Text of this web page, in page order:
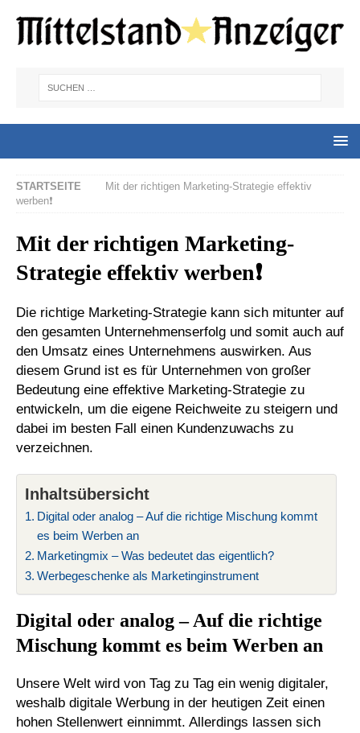
STARTSEITE
Mit der richtigen Marketing-Strategie effektiv
werben❗
Mit der richtigen Marketing-
Strategie effektiv werben❗
Die richtige Marketing-Strategie kann sich mitunter auf
den gesamten Unternehmenserfolg und somit auch auf
den Umsatz eines Unternehmens auswirken. Aus
diesem Grund ist es für Unternehmen von großer
Bedeutung eine effektive Marketing-Strategie zu
entwickeln, um die eigene Reichweite zu steigern und
dabei im besten Fall einen Kundenzuwachs zu
verzeichnen.
Inhaltsübersicht
Digital oder analog – Auf die richtige Mischung kommt
es beim Werben an
Marketingmix – Was bedeutet das eigentlich?
Werbegeschenke als Marketinginstrument
Digital oder analog – Auf die richtige
Mischung kommt es beim Werben an
Unsere Welt wird von Tag zu Tag ein wenig digitaler,
weshalb digitale Werbung in der heutigen Zeit einen
hohen Stellenwert einnimmt. Allerdings lassen sich